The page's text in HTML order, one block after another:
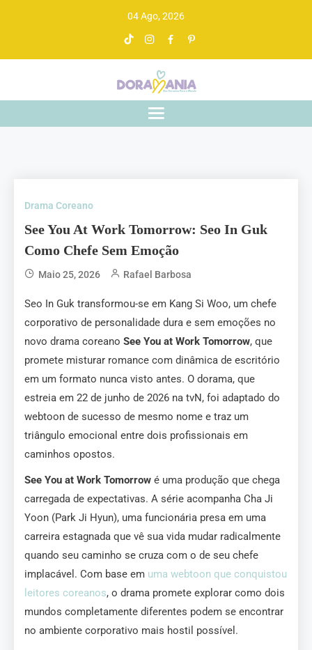
04 Ago, 2026
Doramania
De drama asiático a gente entende
Drama Coreano
See You At Work Tomorrow: Seo In Guk
Como Chefe Sem Emoção
Maio 25, 2026 Rafael Barbosa
Seo In Guk transformou-se em Kang Si Woo, um chefe
corporativo de personalidade dura e sem emoções no
novo drama coreano See You at Work Tomorrow, que
promete misturar romance com dinâmica de escritório
em um formato nunca visto antes. O dorama, que
estreia em 22 de junho de 2026 na tvN, foi adaptado do
webtoon de sucesso de mesmo nome e traz um
triângulo emocional entre dois profissionais em
caminhos opostos.
See You at Work Tomorrow é uma produção que chega
carregada de expectativas. A série acompanha Cha Ji
Yoon (Park Ji Hyun), uma funcionária presa em uma
carreira estagnada que vê sua vida mudar radicalmente
quando seu caminho se cruza com o de seu chefe
implacável. Com base em uma webtoon que conquistou
leitores coreanos, o drama promete explorar como dois
mundos completamente diferentes podem se encontrar
no ambiente corporativo mais hostil possível.